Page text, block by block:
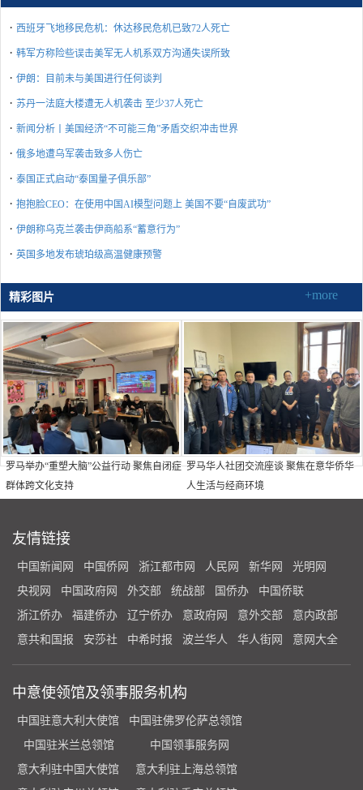
· 西班牙飞地移民危机：休达移民危机已致72人死亡
· 韩军方称险些误击美军无人机系双方沟通失误所致
· 伊朗：目前未与美国进行任何谈判
· 苏丹一法庭大楼遭无人机袭击 至少37人死亡
· 新闻分析丨美国经济“不可能三角”矛盾交织冲击世界
· 俄多地遭乌军袭击致多人伤亡
· 泰国正式启动“泰国量子俱乐部”
· 抱抱脸CEO：在使用中国AI模型问题上 美国不要“自废武功”
· 伊朗称乌克兰袭击伊商船系“蓄意行为”
· 英国多地发布琥珀级高温健康预警
精彩图片 +more
罗马举办“重塑大脑”公益行动 聚焦自闭症
群体跨文化支持
罗马华人社团交流座谈 聚焦在意华侨华
人生活与经商环境
友情链接
中国新闻网 中国侨网 浙江都市网 人民网 新华网
光明网
央视网
中国政府网 外交部 统战部 国侨办
中国侨联
浙江侨办
福建侨办 辽宁侨办 意政府网 意外交部
意内政部
意共和国报
安莎社 中希时报 波兰华人 华人街网 意网大全
中意使领馆及领事服务机构
中国驻意大利大使馆
中国驻佛罗伦萨总领馆
中国驻米兰总领馆
中国领事服务网
意大利驻中国大使馆
意大利驻上海总领馆